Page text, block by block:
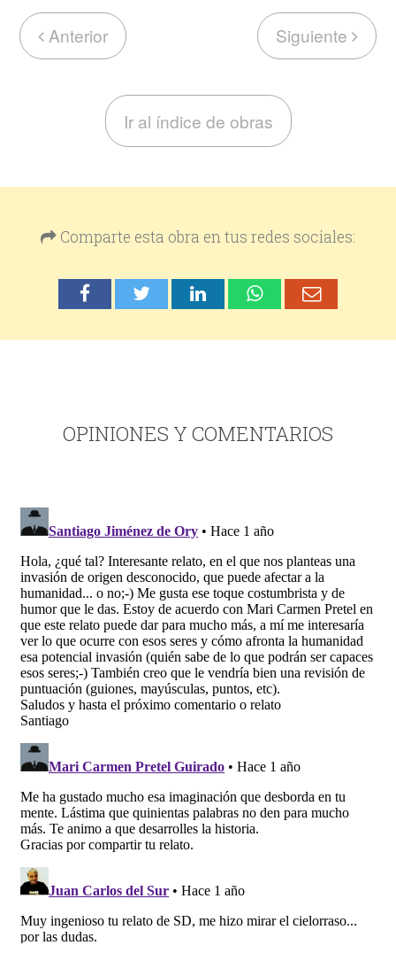
Anterior Siguiente
Ir al índice de obras
Comparte esta obra en tus redes sociales:
OPINIONES Y COMENTARIOS